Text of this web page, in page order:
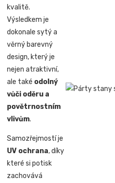
kvalitě.
Výsledkem je
dokonale sytý a
věrný barevný
design, který je
nejen atraktivní,
ale také odolný
vůči oděru a
povětrnostním
vlivům.
Samozřejmostí je
UV ochrana, díky
které si potisk
zachovává